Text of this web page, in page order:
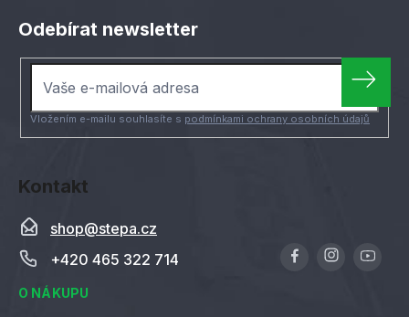
Kontakt
shop@stepa.cz
+420 465 322 714
O NÁKUPU
Odebírat newsletter
Vložením e-mailu souhlasíte s podmínkami ochrany osobních údajů